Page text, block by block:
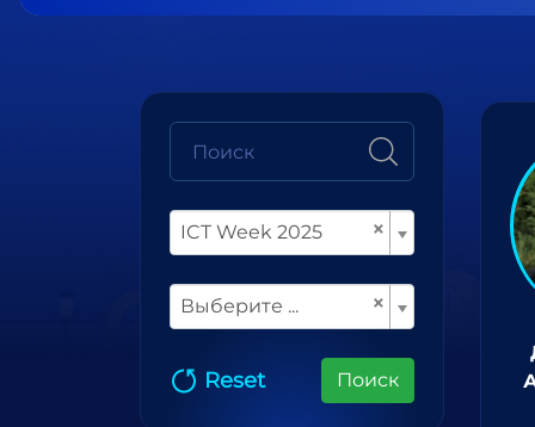
×
ICT Week 2025
×
Выберите ...
Reset Поиск